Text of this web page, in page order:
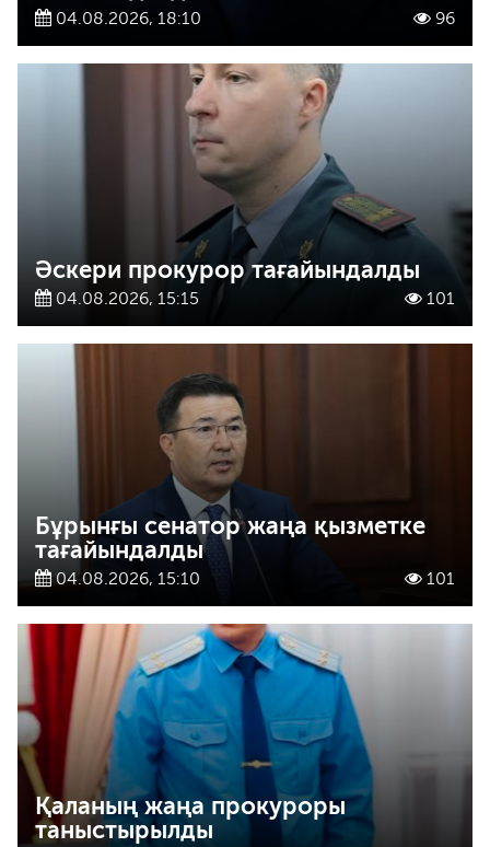
04.08.2026, 18:10 96
Әскери прокурор тағайындалды
04.08.2026, 15:15 101
Бұрынғы сенатор жаңа қызметке
тағайындалды
04.08.2026, 15:10 101
Қаланың жаңа прокуроры
таныстырылды